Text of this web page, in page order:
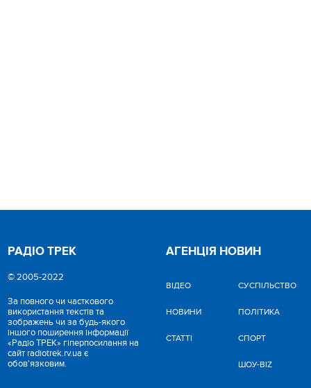
РАДІО ТРЕК
© 2005-2022
За повного чи часткового
використання текстів та
зображень чи за будь-якого
іншого поширення інформації
«Радіо ТРЕК» гіперпосилання на
сайт radiotrek.rv.ua є
обов'язковим.
АГЕНЦІЯ НОВИН
ВІДЕО
НОВИНИ
СТАТТІ
CУСПІЛЬСТВО
ПОЛІТИКА
СПОРТ
ШОУ-BIZ